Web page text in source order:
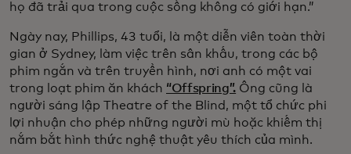
họ đã trải qua trong cuộc sống không có giới hạn.”
Ngày nay, Phillips, 43 tuổi, là một diễn viên toàn thời
gian ở Sydney, làm việc trên sân khấu, trong các bộ
phim ngắn và trên truyền hình, nơi anh có một vai
trong loạt phim ăn khách “Offspring”. Ông cũng là
người sáng lập Theatre of the Blind, một tổ chức phi
lợi nhuận cho phép những người mù hoặc khiếm thị
nắm bắt hình thức nghệ thuật yêu thích của mình.